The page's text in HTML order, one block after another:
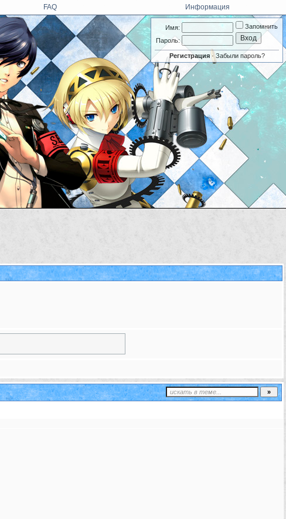
Имя:
Пароль:
Запомнить
Регистрация·Забыли пароль?
FAQ Информация